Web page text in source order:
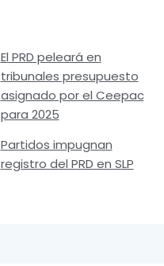
El PRD peleará en
tribunales presupuesto
asignado por el Ceepac
para 2025
Partidos impugnan
registro del PRD en SLP